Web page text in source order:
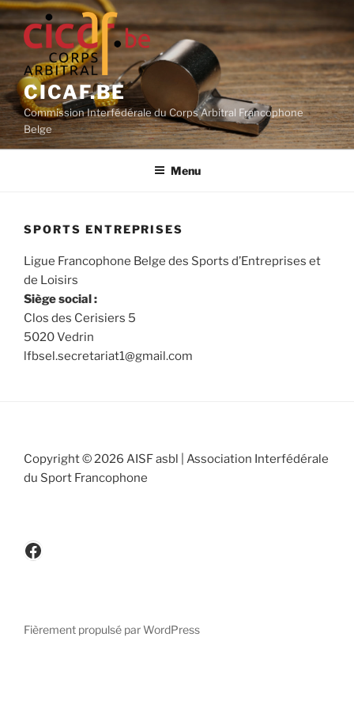
Aller
au
contenu
principal
CICAF.BE
Commission Interfédérale du Corps Arbitral Francophone
Belge
Menu
SPORTS ENTREPRISES
Ligue Francophone Belge des Sports d’Entreprises et
de Loisirs
Siège social :
Clos des Cerisiers 5
5020 Vedrin
lfbsel.secretariat1@gmail.com
Copyright © 2026 AISF asbl | Association Interfédérale
du Sport Francophone
www.facebook.be/cicafbe
Fièrement propulsé par WordPress